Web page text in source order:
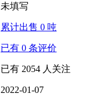
未填写
累计出售 0 吨
已有 0 条评价
已有 2054 人关注
2022-01-07